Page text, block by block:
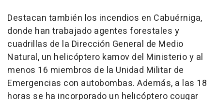
Destacan también los incendios en Cabuérniga,
donde han trabajado agentes forestales y
cuadrillas de la Dirección General de Medio
Natural, un helicóptero kamov del Ministerio y al
menos 16 miembros de la Unidad Militar de
Emergencias con autobombas. Además, a las 18
horas se ha incorporado un helicóptero cougar